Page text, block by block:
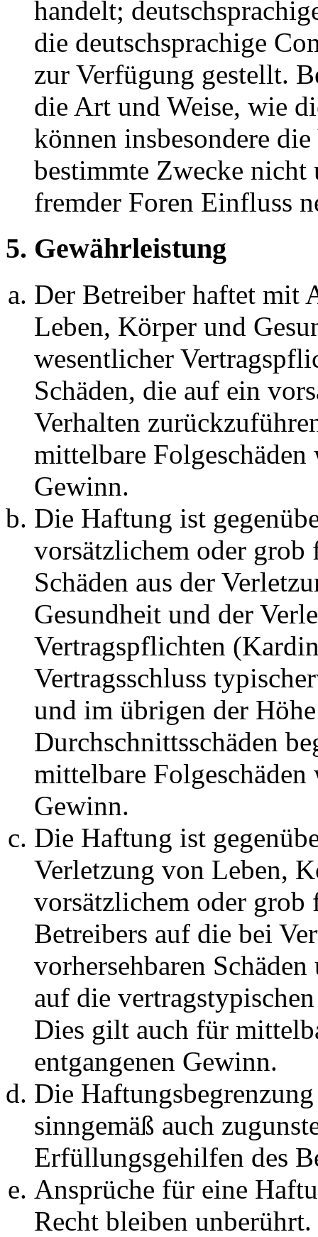
handelt;
die deutschsprachige
zur Verfügung gestellt.
die Art und Weise, wie
können insbesondere
bestimmte Zwecke nicht
fremder Foren Einfluss
5. Gewährleistung
Der Betreiber haftet mit
Leben, Körper und
wesentlicher
Schäden, die auf ein
Verhalten
mittelbare Folgeschäden
Gewinn.
Die Haftung ist
vorsätzlichem oder grob
Schäden aus der
Gesundheit und der
Vertragspflichten
Vertragsschluss
und im übrigen der
Durchschnittsschäden
mittelbare Folgeschäden
Gewinn.
Die Haftung ist
Verletzung von Leben,
vorsätzlichem oder grob
Betreibers auf die bei
vorhersehbaren
auf die
Dies gilt auch für
entgangenen Gewinn.
Die
sinngemäß auch
Erfüllungsgehilfen des
Ansprüche für eine
Recht bleiben unberührt.